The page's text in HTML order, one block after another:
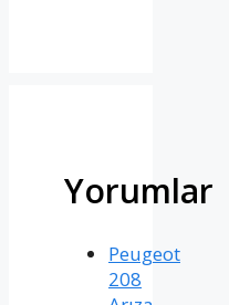
Yorumlar
Peugeot
208